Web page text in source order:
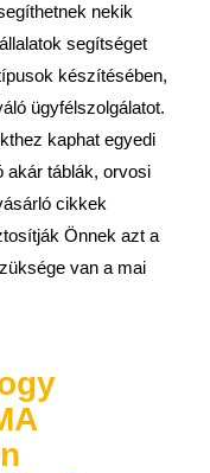
nekik
segítséget
készítésében,
ügyfélszolgálatot.
kaphat egyedi
akár táblák, orvosi
cikkek
Önnek azt a
van a mai